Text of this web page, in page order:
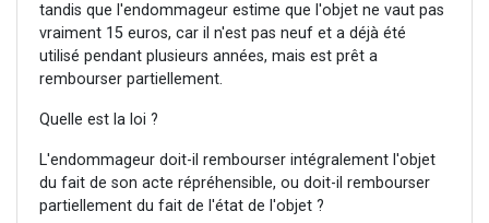
tandis que l'endommageur estime que l'objet ne vaut pas
vraiment 15 euros, car il n'est pas neuf et a déjà été
utilisé pendant plusieurs années, mais est prêt a
rembourser partiellement.
Quelle est la loi ?
L'endommageur doit-il rembourser intégralement l'objet
du fait de son acte répréhensible, ou doit-il rembourser
partiellement du fait de l'état de l'objet ?